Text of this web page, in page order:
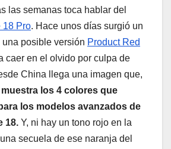
las semanas toca hablar del
18 Pro. Hace unos días surgió un
una posible versión Product Red
caer en el olvido por culpa de
China llega una imagen que,
muestra los 4 colores que
los modelos avanzados de
18. Y, ni hay un tono rojo en la
secuela de ese naranja del